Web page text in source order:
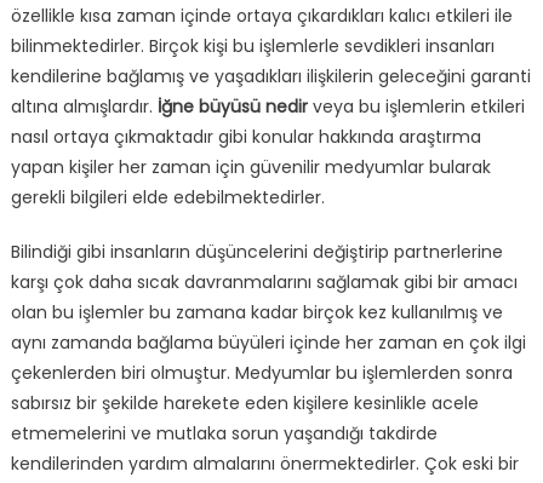
özellikle kısa zaman içinde ortaya çıkardıkları kalıcı etkileri ile
bilinmektedirler. Birçok kişi bu işlemlerle sevdikleri insanları
kendilerine bağlamış ve yaşadıkları ilişkilerin geleceğini garanti
altına almışlardır. İğne büyüsü nedirveya bu işlemlerin etkileri
nasıl ortaya çıkmaktadır gibi konular hakkında araştırma
yapan kişiler her zaman için güvenilir medyumlar bularak
gerekli bilgileri elde edebilmektedirler.
Bilindiği gibi insanların düşüncelerini değiştirip partnerlerine
karşı çok daha sıcak davranmalarını sağlamak gibi bir amacı
olan bu işlemler bu zamana kadar birçok kez kullanılmış ve
aynı zamanda bağlama büyüleri içinde her zaman en çok ilgi
çekenlerden biri olmuştur. Medyumlar bu işlemlerden sonra
sabırsız bir şekilde harekete eden kişilere kesinlikle acele
etmemelerini ve mutlaka sorun yaşandığı takdirde
kendilerinden yardım almalarını önermektedirler. Çok eski bir